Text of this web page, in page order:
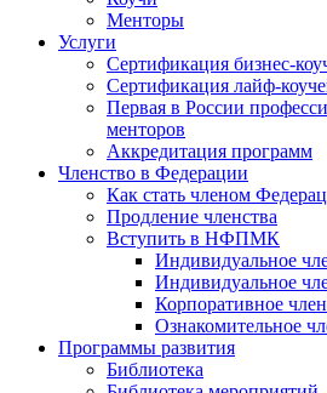
Менторы
Услуги
Сертификация бизнес-
Сертификация лайф-
Первая в России
менторов
Аккредитация программ
Членство в Федерации
Как стать членом
Продление членства
Вступить в НФПМК
Индивидуальное
Индивидуальное
Корпоративное
Ознакомительное
Программы развития
Библиотека